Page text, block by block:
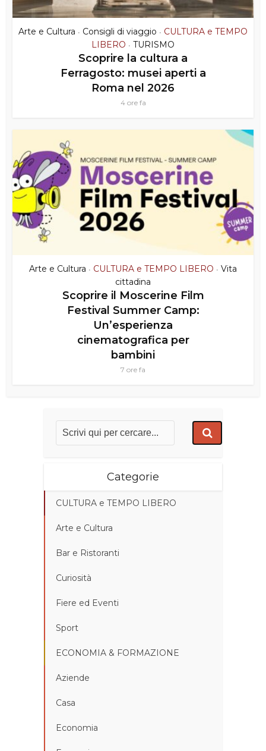
Arte e Cultura • Consigli di viaggio • CULTURA e TEMPO
LIBERO • TURISMO
Scoprire la cultura a
Ferragosto: musei aperti a
Roma nel 2026
4 ore fa
Arte e Cultura • CULTURA e TEMPO LIBERO • Vita
cittadina
Scoprire il Moscerine Film
Festival Summer Camp:
Un’esperienza
cinematografica per
bambini
7 ore fa
Categorie
CULTURA e TEMPO LIBERO
Arte e Cultura
Bar e Ristoranti
Curiosità
Fiere ed Eventi
Sport
ECONOMIA & FORMAZIONE
Aziende
Casa
Economia